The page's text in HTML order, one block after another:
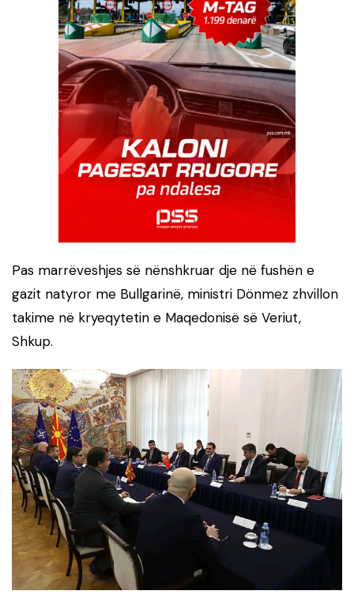
Pas marrëveshjes së nënshkruar dje në fushën e
gazit natyror me Bullgarinë, ministri Dönmez zhvillon
takime në kryeqytetin e Maqedonisë së Veriut,
Shkup.